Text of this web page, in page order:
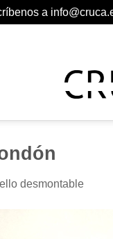
a
desmontable